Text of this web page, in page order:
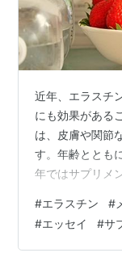
近年、エラスチ
にも効果がある
は、皮膚や関節
す。年齢ととも
年ではサプリメ
チンサプリがメ
下の通りです。
レスホルモンで
#エラスチン #
#エッセイ #サ